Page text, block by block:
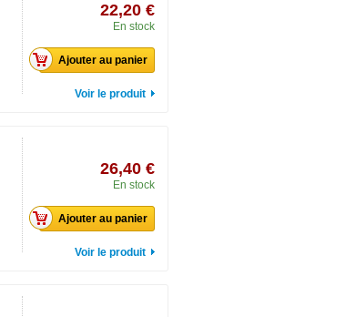
22,20 €
En stock
Ajouter au panier
Voir le produit
26,40 €
En stock
Ajouter au panier
Voir le produit